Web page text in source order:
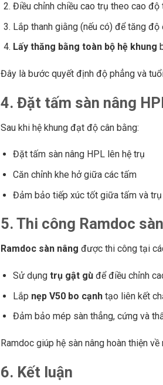
Điều chỉnh chiều cao trụ theo cao độ
Lắp thanh giằng (nếu có) để tăng độ
Lấy thăng bằng toàn bộ hệ khung
Đây là bước quyết định độ phẳng và
4. Đặt tấm sàn nâng
Sau khi hệ khung đạt độ cân bằng:
Đặt tấm sàn nâng HPL lên hệ trụ
Căn chỉnh khe hở giữa các tấm
Đảm bảo tiếp xúc tốt giữa tấm và trụ
5. Thi công Ramdoc
Ramdoc sàn nâng được thi công tại
Sử dụng trụ gật gùđể điều chỉnh
Lắp nẹp V50 bo cạnhtạo liên kết
Đảm bảo mép sàn thẳng, cứng và
Ramdoc giúp hệ sàn nâng hoàn thiện
6. Kết luận